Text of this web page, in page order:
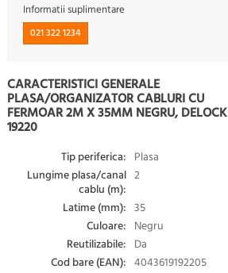
Informatii suplimentare
021 322 1234
CARACTERISTICI GENERALE
PLASA/ORGANIZATOR CABLURI CU
FERMOAR 2M X 35MM NEGRU, DELOCK
19220
Tip periferica: Plasa
Lungime plasa/canal
cablu (m):
2
Latime (mm): 35
Culoare: Negru
Reutilizabile: Da
Cod bare (EAN): 4043619192205